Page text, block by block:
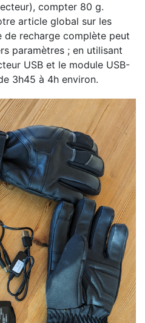
compter 80 g.
article global sur les
de recharge complète peut
paramètres ; en utilisant
USB et le module USB-
3h45 à 4h environ.